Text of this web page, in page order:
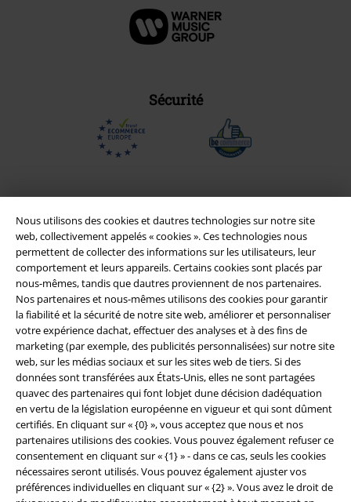
Nous utilisons des cookies et dautres technologies sur notre site
web, collectivement appelés « cookies ». Ces technologies nous
permettent de collecter des informations sur les utilisateurs, leur
comportement et leurs appareils. Certains cookies sont placés par
nous-mêmes, tandis que dautres proviennent de nos partenaires.
Nos partenaires et nous-mêmes utilisons des cookies pour garantir
la fiabilité et la sécurité de notre site web, améliorer et personnaliser
votre expérience dachat, effectuer des analyses et à des fins de
marketing (par exemple, des publicités personnalisées) sur notre site
web, sur les médias sociaux et sur les sites web de tiers. Si des
données sont transférées aux États-Unis, elles ne sont partagées
quavec des partenaires qui font lobjet dune décision dadéquation
en vertu de la législation européenne en vigueur et qui sont dûment
certifiés. En cliquant sur « {0} », vous acceptez que nous et nos
partenaires utilisions des cookies. Vous pouvez également refuser ce
consentement en cliquant sur « {1} » - dans ce cas, seuls les cookies
nécessaires seront utilisés. Vous pouvez également ajuster vos
préférences individuelles en cliquant sur « {2} ». Vous avez le droit de
Sécurité
Légal
Conditions générales
Éditeur
Clauses de confidentialité
Élimination des déchets et protection de l'environnement
Déclaration de Conformité